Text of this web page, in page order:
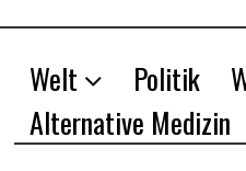
Welt Politik
Alternative Medizin